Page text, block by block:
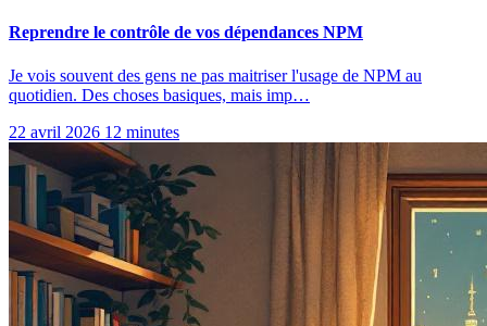
Reprendre le contrôle de vos dépendances NPM
Je vois souvent des gens ne pas maitriser l'usage de NPM au
quotidien. Des choses basiques, mais imp…
22 avril 2026 12 minutes